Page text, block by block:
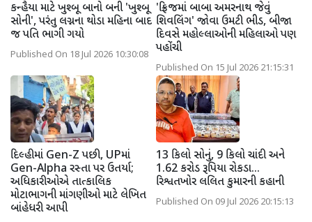
કન્હૈયા માટે ખુશ્બૂ બાનો બની 'ખુશ્બૂ
સોની', પરંતુ લગ્નના થોડા મહિના બાદ
જ પતિ ભાગી ગયો
Published On 18 Jul 2026 10:30:08
'ફ્રિજમાં બાબા અમરનાથ જેવું
શિવલિંગ' જોવા ઉમટી ભીડ, બીજા
દિવસે મહોલ્લાઓની મહિલાઓ પણ
પહોંચી
Published On 15 Jul 2026 21:15:31
દિલ્હીમાં Gen-Z પછી, UPમાં
Gen-Alpha રસ્તા પર ઉતર્યા;
અધિકારીઓએ તાત્કાલિક
મોટાભાગની માંગણીઓ માટે લેખિત
બાંહેધરી આપી
13 કિલો સોનું, 9 કિલો ચાંદી અને
1.62 કરોડ રૂપિયા રોકડા...
રિશ્વતખોર લલિત કુમારની કહાની
Published On 09 Jul 2026 20:15:13